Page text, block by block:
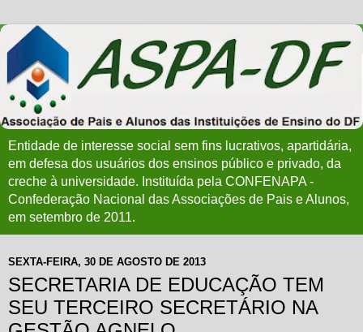
Entidade de interesse social sem fins lucrativos, apartidária,
em defesa dos usuários dos ensinos público e privado, da
creche à universidade. Instituída pela CONFENAPA -
Confederação Nacional das Associações de Pais e Alunos,
em setembro de 2011.
SEXTA-FEIRA, 30 DE AGOSTO DE 2013
SECRETARIA DE EDUCAÇÃO TEM
SEU TERCEIRO SECRETÁRIO NA